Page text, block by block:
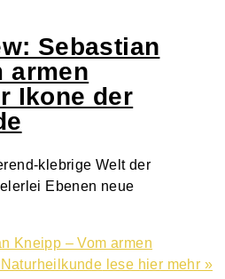
Sebastian
armen
Ikone der
klebrige Welt der
Ebenen neue
Kneipp – Vom armen
lese hier mehr »